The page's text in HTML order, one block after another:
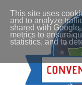
This site uses
and to analyze
shared with
metrics to ensure
statistics, and to